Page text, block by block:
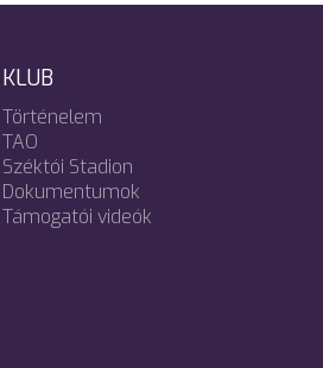
KLUB
Történelem
TAO
Széktói Stadion
Dokumentumok
Támogatói videók